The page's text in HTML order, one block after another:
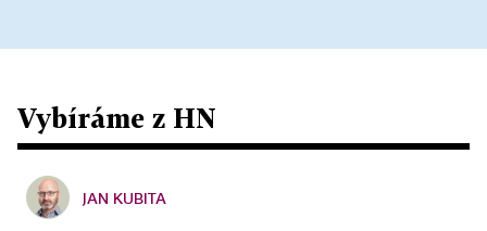
Vybíráme z HN
JAN KUBITA